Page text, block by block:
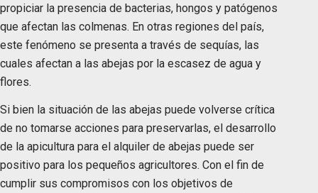
propiciar la presencia de bacterias, hongos y patógenos
que afectan las colmenas. En otras regiones del país,
este fenómeno se presenta a través de sequías, las
cuales afectan a las abejas por la escasez de agua y
flores.
Si bien la situación de las abejas puede volverse crítica
de no tomarse acciones para preservarlas, el desarrollo
de la apicultura para el alquiler de abejas puede ser
positivo para los pequeños agricultores. Con el fin de
cumplir sus compromisos con los objetivos de